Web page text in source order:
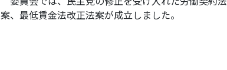
案、最低賃金法改正法案が成立しました。